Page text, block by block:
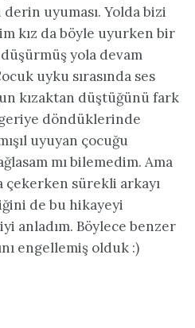
uyuması. Yolda bizi
kız da böyle uyurken bir
yola devam
uyku sırasında ses
kızaktan düştüğünü fark
döndüklerinde
uyuyan çocuğu
mı bilemedim. Ama
çekerken sürekli arkayı
de bu hikayeyi
anladım. Böylece benzer
engellemiş olduk :)